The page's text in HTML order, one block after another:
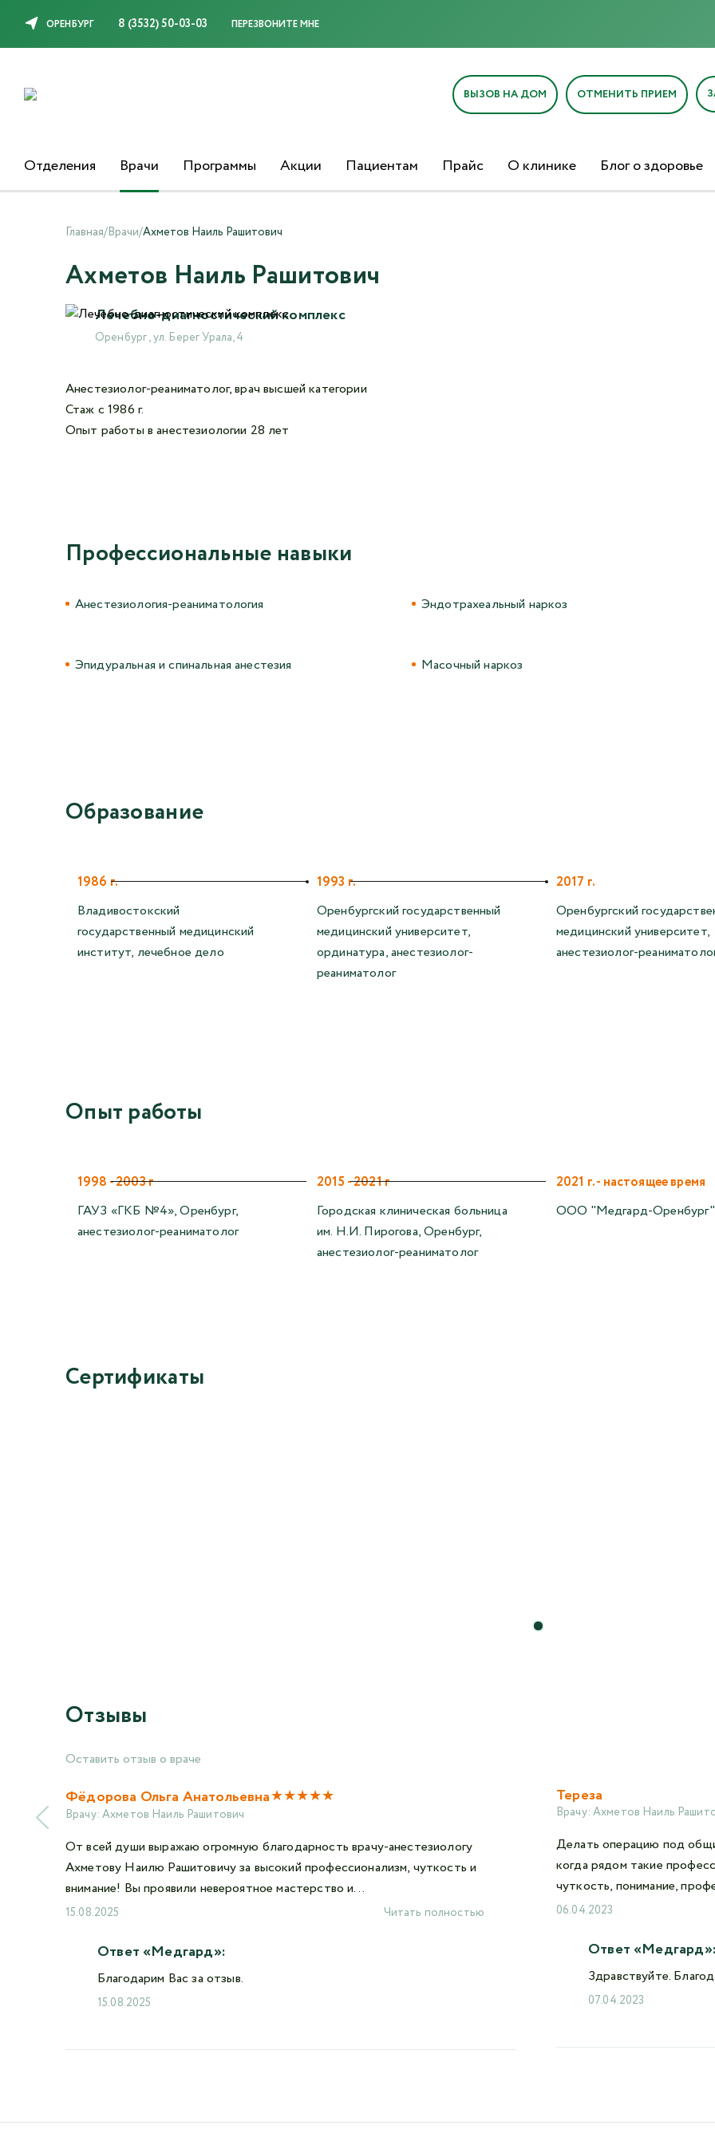
ОРЕНБУРГ 8 (3532) 50-03-03 ПЕРЕЗВОНИТЕ МНЕ
ВЫЗОВ НА ДОМ ОТМЕНИТЬ ПРИЕМ
Отделения Врачи Программы Акции Пациентам Прайс О клинике Блог о здоровье
Главная/Врачи/Ахметов Наиль Рашитович
Ахметов Наиль Рашитович
Лечебно-диагностический комплекс
Оренбург , ул. Берег Урала, 4
Анестезиолог-реаниматолог, врач высшей категории
Стаж с 1986 г.
Опыт работы в анестезиологии 28 лет
Отправка отзыва
Профессиональные навыки
Анестезиология-реаниматология Эндотрахеальный наркоз
Эпидуральная и спинальная анестезия Масочный наркоз
Образование
1986 г.
Владивостокский
государственный медицинский
институт, лечебное дело
1993 г.
Оренбургский государственный
медицинский университет,
ординатура, анестезиолог-
реаниматолог
2017 г.
Оренбургский
медицинский университет,
анестезиолог-
Опыт работы
1998 - 2003 г
ГАУЗ «ГКБ №4», Оренбург,
анестезиолог-реаниматолог
2015 - 2021 г
Городская клиническая больница
им. Н.И. Пирогова, Оренбург,
анестезиолог-реаниматолог
2021 г. - настоящее время
ООО "Медгард-Оренбург"
Сертификаты
Отзывы
Оставить отзыв о враче
Фëдорова Ольга Анатольевна★★★★★
Врачу: Ахметов Наиль Рашитович
От всей души выражаю огромную благодарность врачу-анестезиологу
Ахметову Наилю Рашитовичу за высокий профессионализм, чуткость и
внимание! Вы проявили невероятное мастерство и...
15.08.2025 Читать полностью
Ответ «Медгард»:
Благодарим Вас за отзыв.
15.08.2025
Тереза
Врачу: Ахметов Наиль
Делать операцию под
когда рядом такие
чуткость, понимание,
06.04.2023
Ответ
Здравствуйте.
07.04.2023